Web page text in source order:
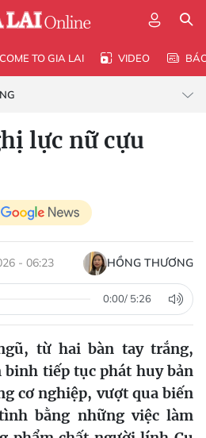
TO GIA LAI VIDEO
lực nữ cựu
- 06:23 HỒNG THƯƠNG
0:00/ 5:26
từ hai bàn tay trắng,
tiếp tục phát huy bản
cơ nghiệp, vượt qua biến
bằng những việc làm